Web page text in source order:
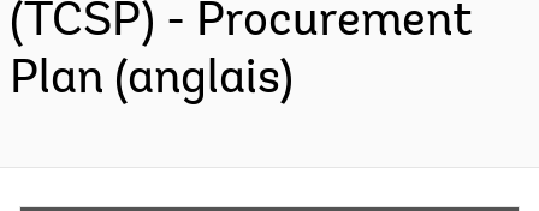
(TCSP) - Procurement
Plan (anglais)